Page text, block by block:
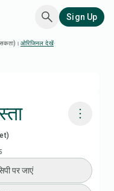
Sign Up
ओरिजिनल देखें·
पर जाएं